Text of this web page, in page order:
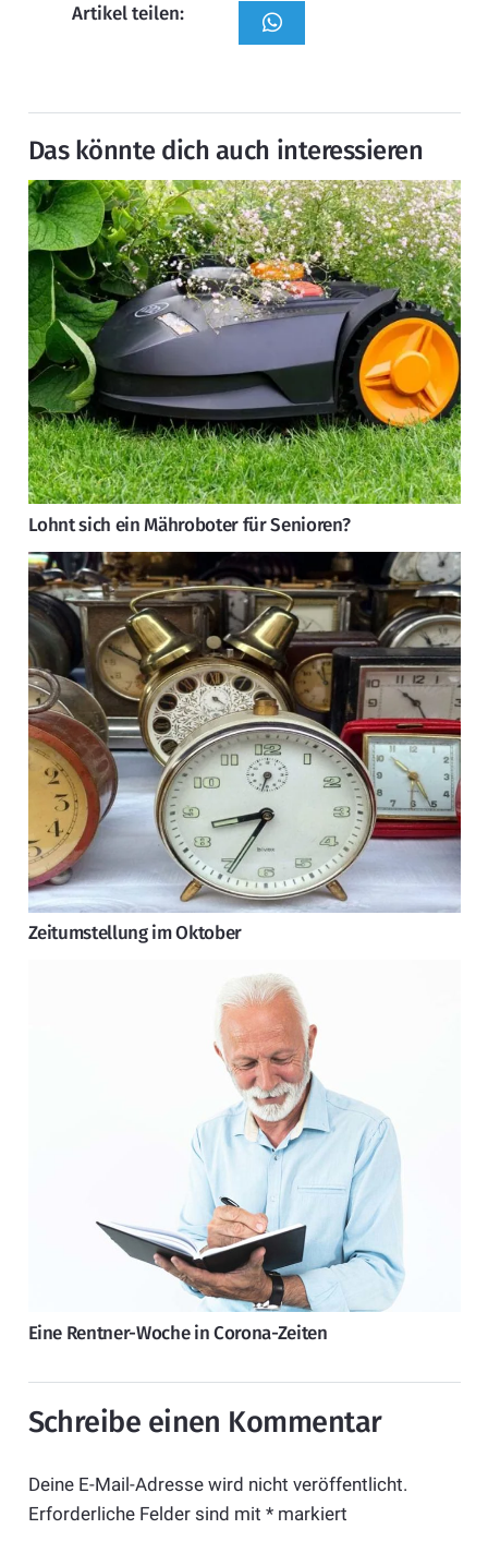
Artikel teilen:
Das könnte dich auch interessieren
Lohnt sich ein Mähroboter für Senioren?
Zeitumstellung im Oktober
Eine Rentner-Woche in Corona-Zeiten
Schreibe einen Kommentar
Deine E-Mail-Adresse wird nicht veröffentlicht.
Erforderliche Felder sind mit *markiert